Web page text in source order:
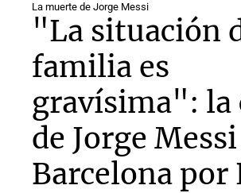
La muerte de Jorge Messi
"La situación
familia es
gravísima": la
de Jorge
Barcelona por